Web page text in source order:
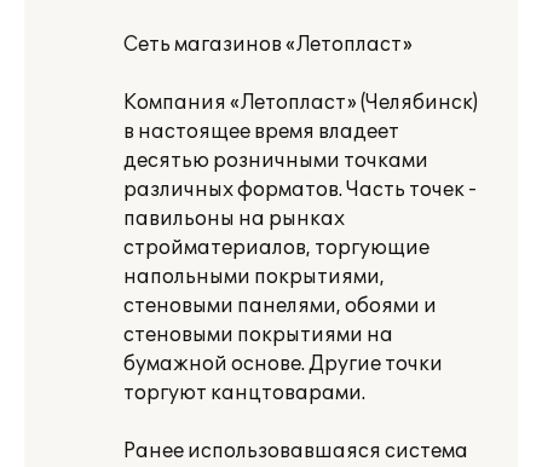
Сеть магазинов «Летопласт»
Компания «Летопласт» (Челябинск)
в настоящее время владеет
десятью розничными точками
различных форматов. Часть точек -
павильоны на рынках
стройматериалов, торгующие
напольными покрытиями,
стеновыми панелями, обоями и
стеновыми покрытиями на
бумажной основе. Другие точки
торгуют канцтоварами.
Ранее использовавшаяся система